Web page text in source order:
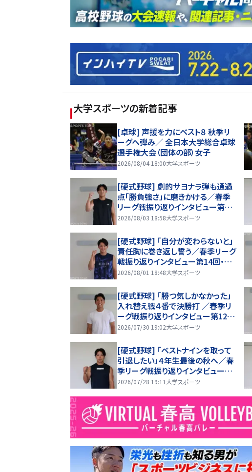
大学スポーツの新着記事
[卓球] 声援を力にベスト８ 秋季リ
ーグへ弾み／ 全日本大学総合卓球
選手権大会（団体の部）女子
2026/08/04 18:00大学スポーツ
[硬式野球] 劇的サヨナラ弾も通過
点「勝負強さ」に磨きかける／春季
リーグ戦振り返りインタビュー第16
回・山内教輔
2026/08/03 18:58大学スポーツ
[硬式野球] 「自分が変わらないと」
責任胸に巻き返し誓う／春季リーグ
戦振り返りインタビュー第14回・髙
中一樹
2026/08/01 18:48大学スポーツ
[硬式野球] 「勝つ気しかなかった」
入れ替え戦４番で決勝打 ／春季リ
ーグ戦振り返りインタビュー第12
回・金丸健司
2026/07/30 19:02大学スポーツ
[硬式野球] 「ベストナインを取って
引退したい」４年生最後の秋へ／春
季リーグ戦振り返りインタビュー第
10回・山田隼
2026/07/28 19:11 大学スポーツ